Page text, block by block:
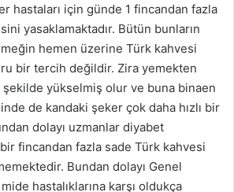
hastaları için günde 1 fincandan fazla
yasaklamaktadır. Bütün bunların
hemen üzerine Türk kahvesi
bir tercih değildir. Zira yemekten
yükselmiş olur ve buna binaen
de kandaki şeker çok daha hızlı bir
dolayı uzmanlar diyabet
fincandan fazla sade Türk kahvesi
Bundan dolayı Genel
hastalıklarına karşı oldukça